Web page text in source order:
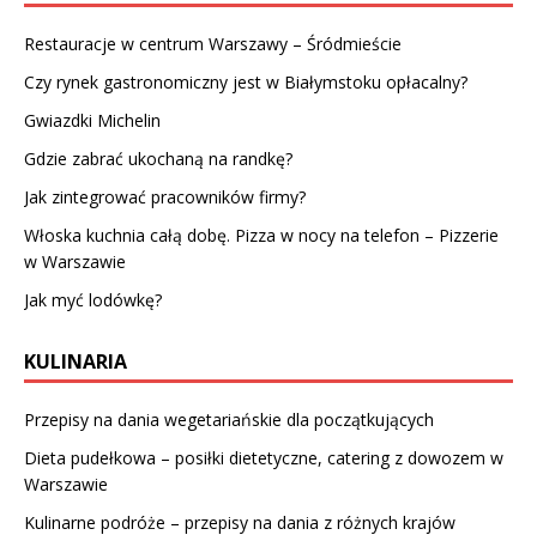
Restauracje w centrum Warszawy – Śródmieście
Czy rynek gastronomiczny jest w Białymstoku opłacalny?
Gwiazdki Michelin
Gdzie zabrać ukochaną na randkę?
Jak zintegrować pracowników firmy?
Włoska kuchnia całą dobę. Pizza w nocy na telefon – Pizzerie
w Warszawie
Jak myć lodówkę?
KULINARIA
Przepisy na dania wegetariańskie dla początkujących
Dieta pudełkowa – posiłki dietetyczne, catering z dowozem w
Warszawie
Kulinarne podróże – przepisy na dania z różnych krajów